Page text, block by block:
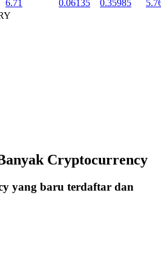
pemegang BTR
didukung Crypto
6.71 0.06135 0.35985
Cryptocurrency
yang baru terdaftar dan